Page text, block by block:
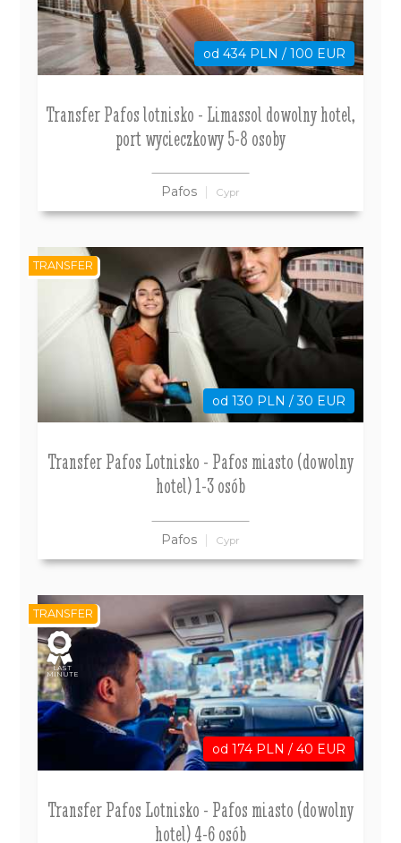
od 434 PLN / 100 EUR
Transfer Pafos lotnisko - Limassol dowolny hotel,
port wycieczkowy 5-8 osoby
Pafos Cypr
od 130 PLN / 30 EUR
Transfer Pafos Lotnisko - Pafos miasto (dowolny
hotel) 1-3 osób
Pafos Cypr
TRANSFER
od 174 PLN / 40 EUR
Transfer Pafos Lotnisko - Pafos miasto (dowolny
hotel) 4-6 osób
TRANSFER
LAST
MINUTE